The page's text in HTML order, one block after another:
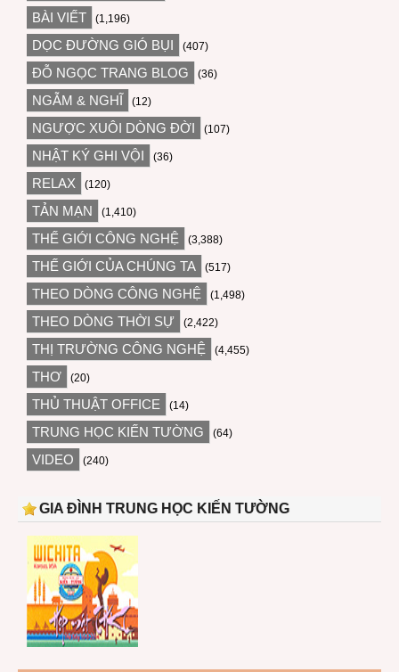
BÀI VIẾT (1,196)
DỌC ĐƯỜNG GIÓ BỤI (407)
ĐỖ NGỌC TRANG BLOG (36)
NGẪM & NGHĨ (12)
NGƯỢC XUÔI DÒNG ĐỜI (107)
NHẬT KÝ GHI VỘI (36)
RELAX (120)
TẢN MẠN (1,410)
THẾ GIỚI CÔNG NGHỆ (3,388)
THẾ GIỚI CỦA CHÚNG TA (517)
THEO DÒNG CÔNG NGHỆ (1,498)
THEO DÒNG THỜI SỰ (2,422)
THỊ TRƯỜNG CÔNG NGHỆ (4,455)
THƠ (20)
THỦ THUẬT OFFICE (14)
TRUNG HỌC KIẾN TƯỜNG (64)
VIDEO (240)
GIA ĐÌNH TRUNG HỌC KIẾN TƯỜNG